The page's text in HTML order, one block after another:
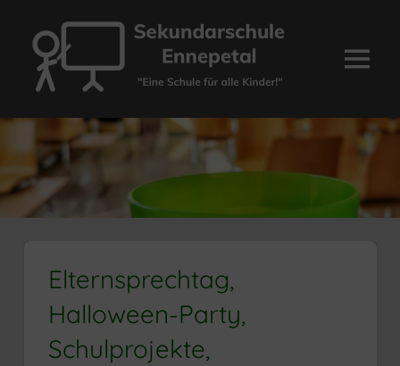
Inhalt
springen
Sekundarschule
Ennepetal
Menü
Elternsprechtag,
Halloween-Party,
Schulprojekte,